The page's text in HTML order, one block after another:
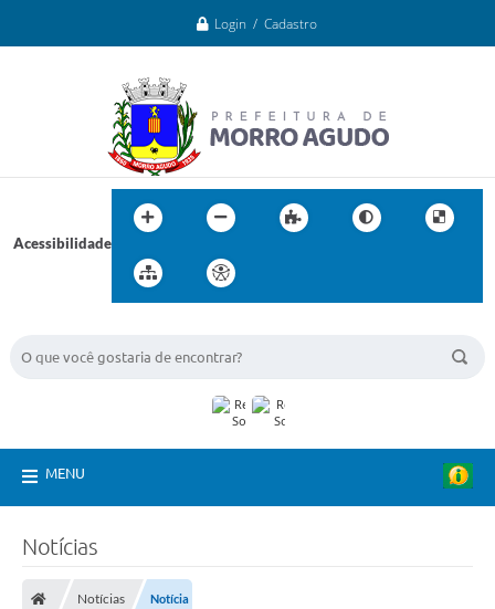
Login / Cadastro
Acessibilidade
MENU
Notícias
Notícias Notícia